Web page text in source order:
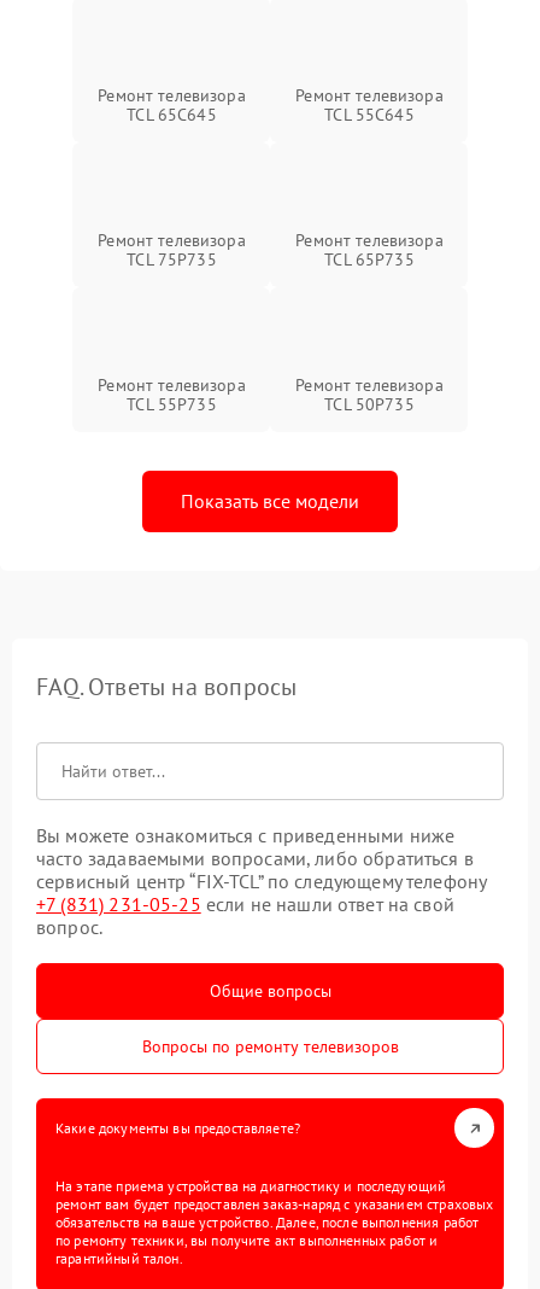
Ремонт телевизора
TCL 65C645
Ремонт телевизора
TCL 55C645
Ремонт телевизора
TCL 75P735
Ремонт телевизора
TCL 65P735
Ремонт телевизора
TCL 55P735
Ремонт телевизора
TCL 50P735
Показать все модели
FAQ. Ответы на вопросы
Вы можете ознакомиться с приведенными ниже
часто задаваемыми вопросами, либо обратиться в
сервисный центр “FIX-TCL” по следующему телефону
+7 (831) 231-05-25 если не нашли ответ на свой
вопрос.
Общие вопросы
Вопросы по ремонту телевизоров
Какие документы вы предоставляете?
На этапе приема устройства на диагностику и последующий
ремонт вам будет предоставлен заказ-наряд с указанием страховых
обязательств на ваше устройство. Далее, после выполнения работ
по ремонту техники, вы получите акт выполненных работ и
гарантийный талон.